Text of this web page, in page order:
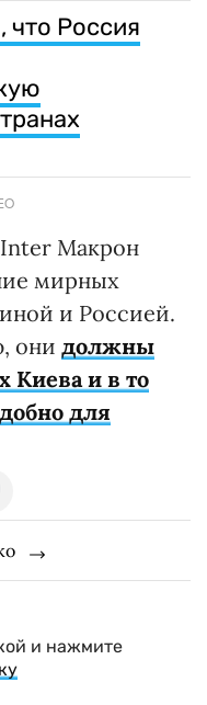
что Россия
Inter Макрон
мирных
и Россией.
они должны
Киева и в то
для
и нажмите